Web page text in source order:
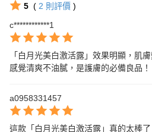
5 ( 2 則評價 )
c************1
「白月光美白激活露」效果明顯，肌
感覺清爽不油膩，是護膚的必備良品！
a0958331457
這款「白月光美白激活露」真的太棒